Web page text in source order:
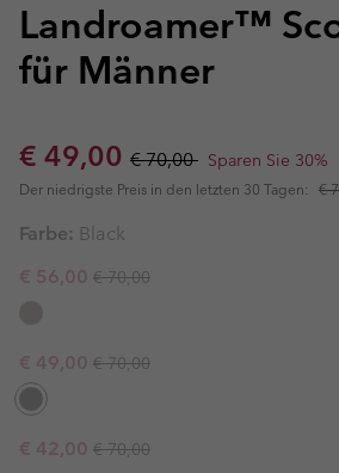
Landroamer™
für Männer
Sale price:
€ 49,00 Regular price:
€ 70,00 Sparen Sie 30%
Der niedrigste Preis in den letzten 30 Tagen: €
Farbe: Black
Sale price:
€ 56,00 Regular price:
€ 70,00
Sale price:
€ 49,00 Regular price:
€ 70,00
Sale price:
€ 42,00 Regular price:
€ 70,00